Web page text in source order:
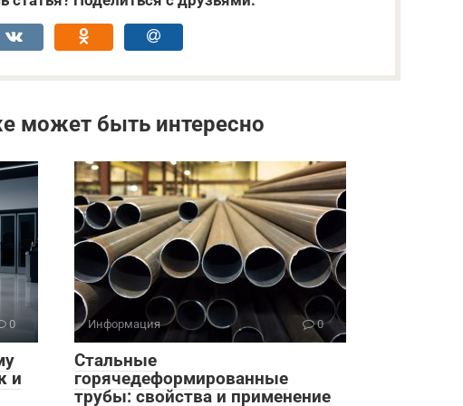
может быть интересно
0
и
Информация 0
Стальные
горячедеформированные
трубы: свойства и применение